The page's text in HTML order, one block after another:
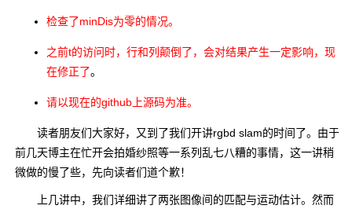
检查了minDis为零的情况。
之前t的访问时，行和列颠倒了，会对结果产生一定影响，现
在修正了。
请以现在的github上源码为准。
读者朋友们大家好，又到了我们开讲rgbd slam的时间了。由于
前几天博主在忙开会拍婚纱照等一系列乱七八糟的事情，这一讲稍
微做的慢了些，先向读者们道个歉！
上几讲中，我们详细讲了两张图像间的匹配与运动估计。然而